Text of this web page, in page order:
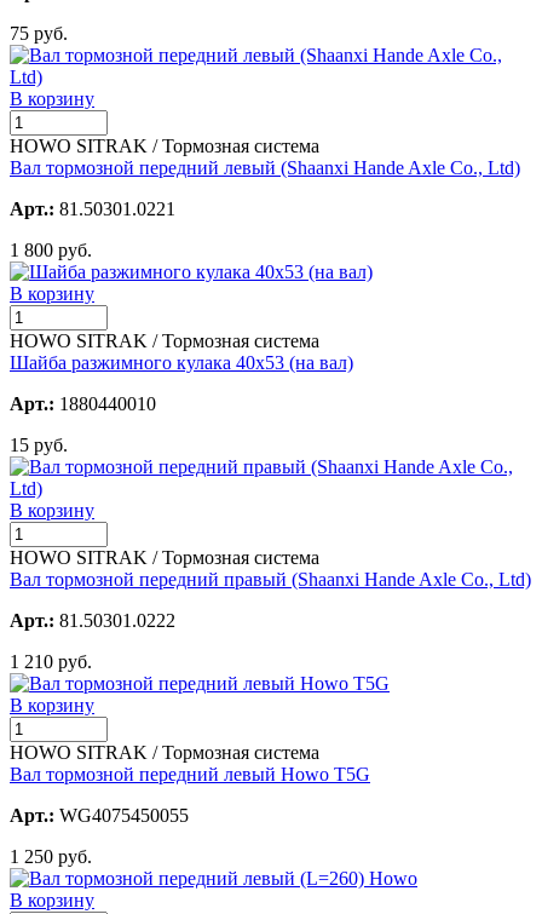
75 руб.
В корзину
HOWO SITRAK / Тормозная система
Вал тормозной передний левый (Shaanxi Hande Axle Co., Ltd)
Арт.: 81.50301.0221
1 800 руб.
В корзину
HOWO SITRAK / Тормозная система
Шайба разжимного кулака 40х53 (на вал)
Арт.: 1880440010
15 руб.
В корзину
HOWO SITRAK / Тормозная система
Вал тормозной передний правый (Shaanxi Hande Axle Co., Ltd)
Арт.: 81.50301.0222
1 210 руб.
В корзину
HOWO SITRAK / Тормозная система
Вал тормозной передний левый Howo T5G
Арт.: WG4075450055
1 250 руб.
В корзину